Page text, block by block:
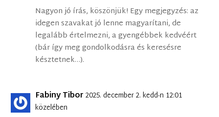
Nagyon jó írás, köszönjük! Egy megjegyzés: az
idegen szavakat jó lenne magyarítani, de
legalább értelmezni, a gyengébbek kedvéért
(bár így meg gondolkodásra és keresésre
késztetnek…).
Fabiny Tibor 2025. december 2. kedd-n 12:01
közelében